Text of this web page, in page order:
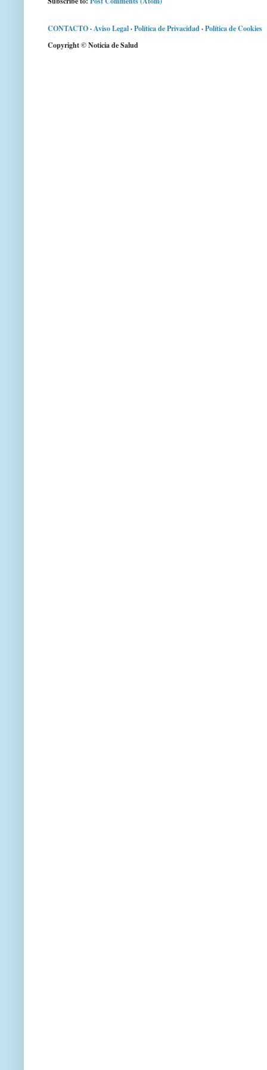
CONTACTO·Aviso Legal·Política de Privacidad·Política de Cookies
Copyright © Noticia de Salud